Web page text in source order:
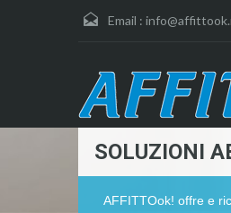
Email :
SOLUZIONI
AFFITTOok! offre e